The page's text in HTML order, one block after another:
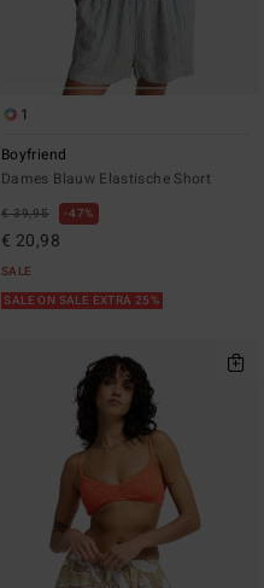
1
Boyfriend
Dames Blauw Elastische Short
€ 39,95 47%
€ 20,98
SALE
SALE ON SALE EXTRA 25%